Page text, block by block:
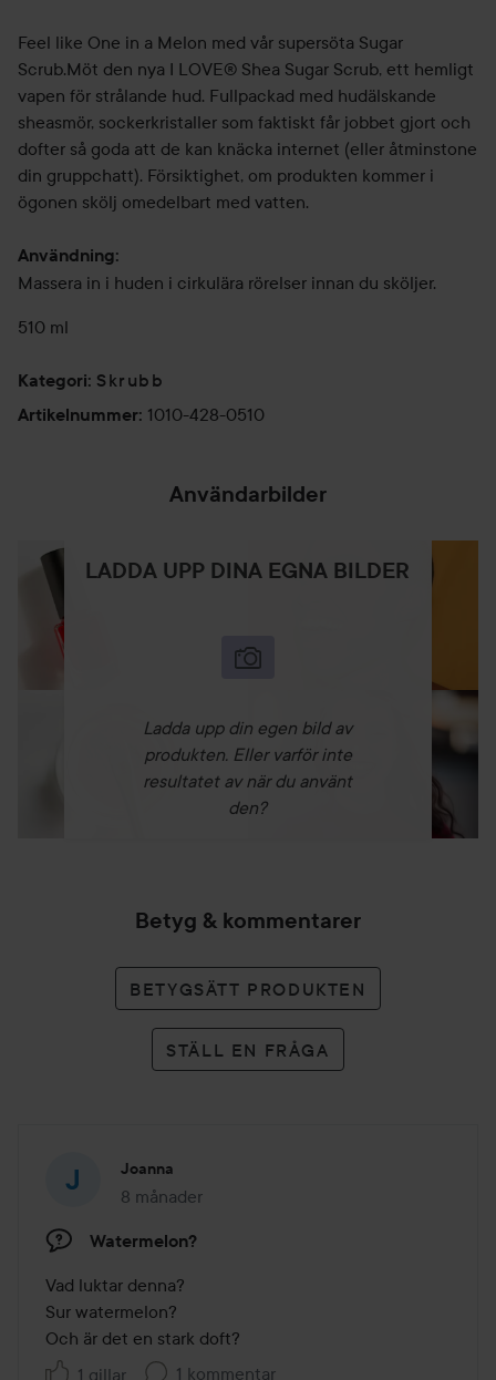
Feel like One in a Melon med vår supersöta Sugar
Scrub.Möt den nya I LOVE® Shea Sugar Scrub, ett hemligt
vapen för strålande hud. Fullpackad med hudälskande
sheasmör, sockerkristaller som faktiskt får jobbet gjort och
dofter så goda att de kan knäcka internet (eller åtminstone
din gruppchatt).​ Försiktighet, om produkten kommer i
ögonen skölj omedelbart med vatten.
Användning:
Massera in i huden i cirkulära rörelser innan du sköljer.
510 ml
Kategori: Skrubb
Artikelnummer: 1010-428-0510
Användarbilder
LADDA UPP DINA EGNA BILDER
Ladda upp din egen bild av
produkten. Eller varför inte
resultatet av när du använt
den?
Betyg & kommentarer
BETYGSÄTT PRODUKTEN
STÄLL EN FRÅGA
Joanna
8 månader
Inlägget skapades 8 månader
Watermelon?
Vad luktar denna?
Sur watermelon?
Och är det en stark doft?
1 gillar
1 kommentar